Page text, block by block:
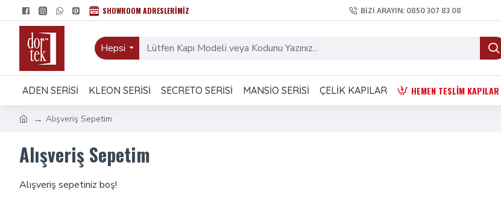
SHOWROOM ADRESLERIMIZ BIZI ARAYIN: 0850 307 83 08
Hepsi
ADEN SERISI KLEON SERISI SECRETO SERISI MANSIO SERISI ÇELIK KAPILAR HEMEN TESLIM KAPILAR
Alışveriş Sepetim
Alışveriş Sepetim
Alışveriş sepetiniz boş!